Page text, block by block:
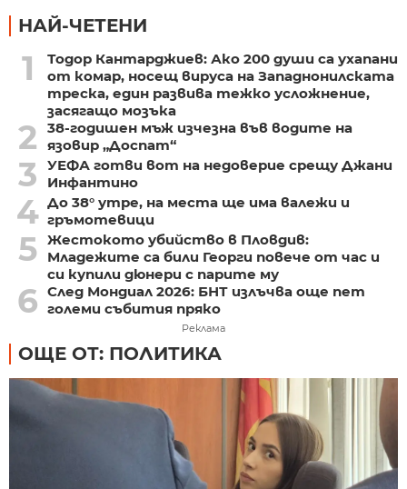
НАЙ-ЧЕТЕНИ
1
Тодор Кантарджиев: Ако 200 души са ухапани
от комар, носещ вируса на Западнонилската
треска, един развива тежко усложнение,
засягащо мозъка
2
38-годишен мъж изчезна във водите на
язовир „Доспат“
3
УЕФА готви вот на недоверие срещу Джани
Инфантино
4 До 38° утре, на места ще има валежи и
гръмотевици
5 Жестокото убийство в Пловдив:
Младежите са били Георги повече от час и
си купили дюнери с парите му
6 След Мондиал 2026: БНТ излъчва още пет
големи събития пряко
Реклама
ОЩЕ ОТ: ПОЛИТИКА